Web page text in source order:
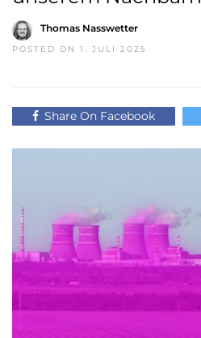
Thomas Nasswetter
POSTED ON 1. JULI 2025
Share On Facebook